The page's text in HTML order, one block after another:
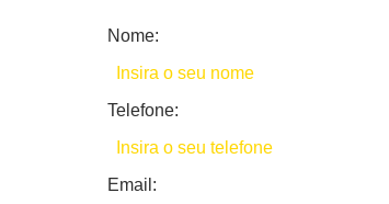
Nome:
Telefone:
Email: